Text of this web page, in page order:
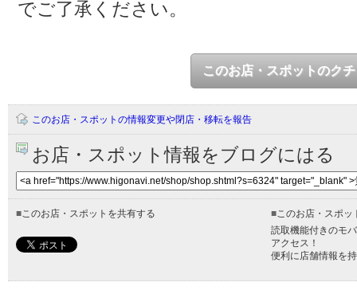
でご了承ください。
このお店・スポットのク
このお店・スポットの情報変更や閉店・移転を報告
お店・スポット情報をブログにはる
■このお店・スポットを共有する ■このお店・スポッ
読取機能付きのモ
アクセス！
便利に店舗情報を